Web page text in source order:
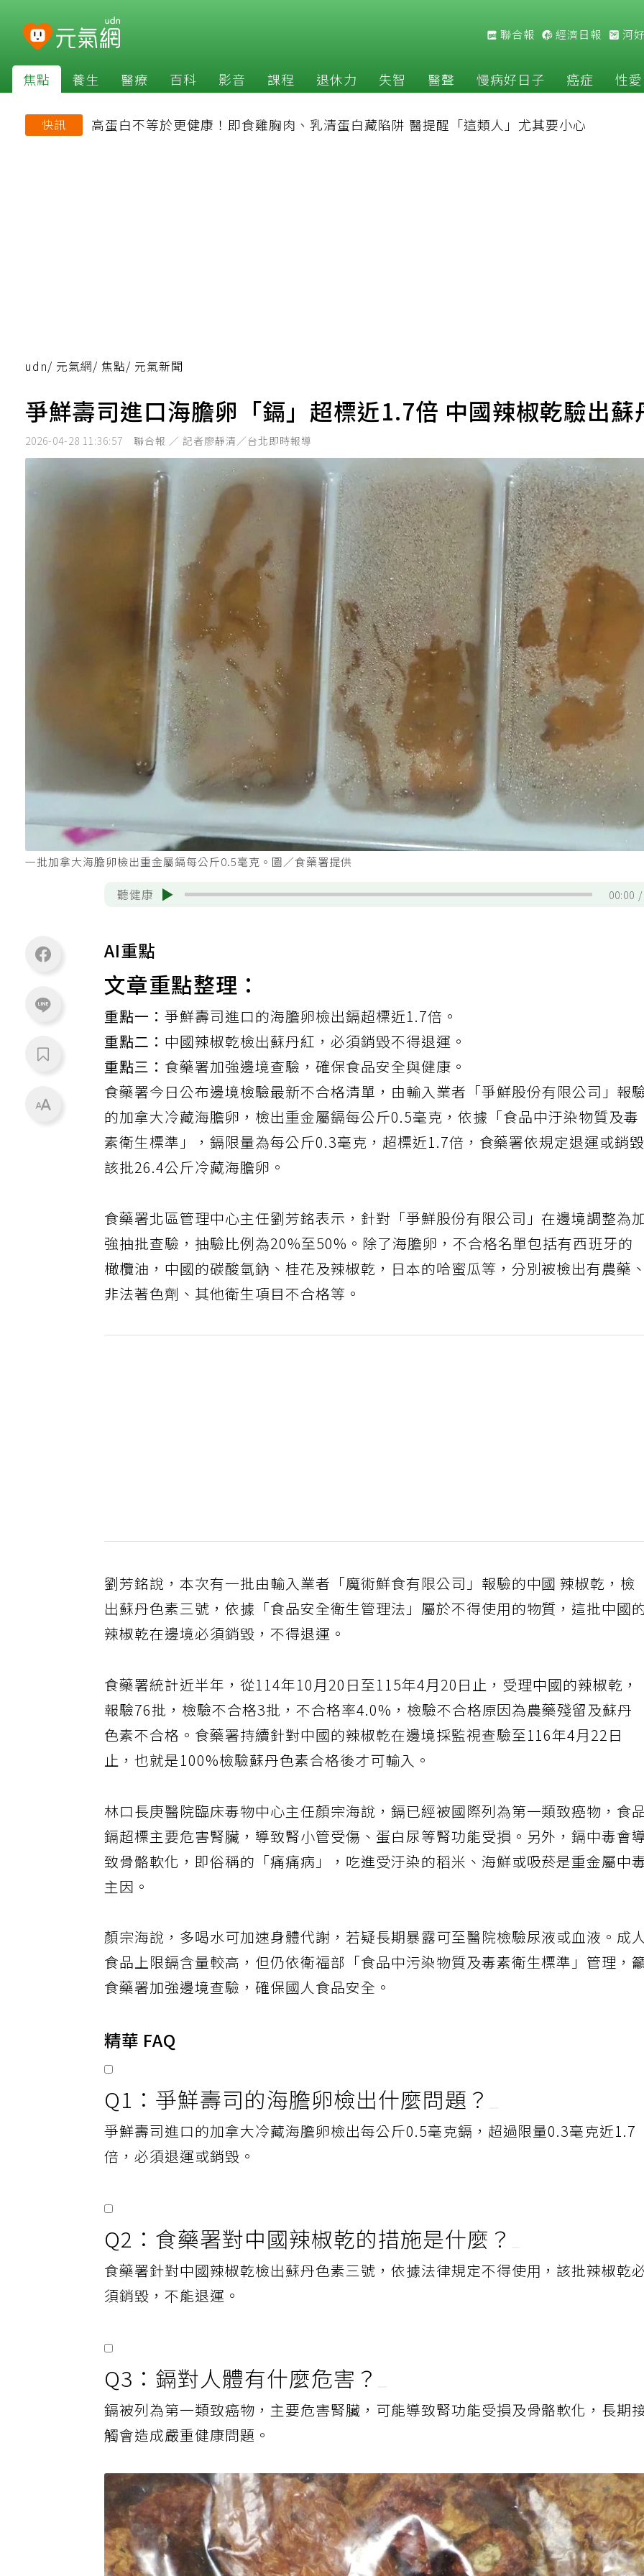
聯合報 經濟日報 河
焦點 養生 醫療 百科 影音 課程 退休力 失智 醫聲 慢病好日子 癌症 性愛
快訊 高蛋白不等於更健康！即食雞胸肉、乳清蛋白藏陷阱 醫提醒「這類人」尤其要小心
udn/ 元氣網/ 焦點/ 元氣新聞
爭鮮壽司進口海膽卵「鎘」超標近1.7倍 中國辣椒乾驗出
2026-04-28 11:36:57 聯合報 ／ 記者廖靜清／台北即時報導
一批加拿大海膽卵檢出重金屬鎘每公斤0.5毫克。圖／食藥署提供
聽健康 00:00
AI重點
文章重點整理：
重點一：爭鮮壽司進口的海膽卵檢出鎘超標近1.7倍。
重點二： 中國辣椒乾檢出蘇丹紅，必須銷毀不得退運。
重點三： 食藥署加強邊境查驗，確保食品安全與健康。
食藥署今日公布邊境檢驗最新不合格清單，由輸入業者「爭鮮股份有限公司」報
的加拿大冷藏海膽卵，檢出重金屬鎘每公斤0.5毫克，依據「食品中汙染物質及毒
素衛生標準」，鎘限量為每公斤0.3毫克，超標近1.7倍，食藥署依規定退運或銷
該批26.4公斤冷藏海膽卵。
食藥署北區管理中心主任劉芳銘表示，針對「爭鮮股份有限公司」在邊境調整為
強抽批查驗，抽驗比例為20%至50%。除了海膽卵，不合格名單包括有西班牙的
橄欖油，中國的碳酸氫鈉、桂花及辣椒乾，日本的哈蜜瓜等，分別被檢出有農藥
非法著色劑、其他衛生項目不合格等。
劉芳銘說，本次有一批由輸入業者「魔術鮮食有限公司」報驗的中國 辣椒乾，檢
出蘇丹色素三號，依據「食品安全衛生管理法」屬於不得使用的物質，這批中國
辣椒乾在邊境必須銷毀，不得退運。
食藥署統計近半年，從114年10月20日至115年4月20日止，受理中國的辣椒乾，
報驗76批，檢驗不合格3批，不合格率4.0%，檢驗不合格原因為農藥殘留及蘇丹
色素不合格。食藥署持續針對中國的辣椒乾在邊境採監視查驗至116年4月22日
止，也就是100%檢驗蘇丹色素合格後才可輸入。
林口長庚醫院臨床毒物中心主任顏宗海說，鎘已經被國際列為第一類致癌物，食
鎘超標主要危害腎臟，導致腎小管受傷、蛋白尿等腎功能受損。另外，鎘中毒會
致骨骼軟化，即俗稱的「痛痛病」，吃進受汙染的稻米、海鮮或吸菸是重金屬中
主因。
顏宗海說，多喝水可加速身體代謝，若疑長期暴露可至醫院檢驗尿液或血液。成
食品上限鎘含量較高，但仍依衛福部「食品中污染物質及毒素衛生標準」管理，
食藥署加強邊境查驗，確保國人食品安全。
精華 FAQ
Q1：爭鮮壽司的海膽卵檢出什麼問題？
爭鮮壽司進口的加拿大冷藏海膽卵檢出每公斤0.5毫克鎘，超過限量0.3毫克近1.7
倍，必須退運或銷毀。
Q2：食藥署對中國辣椒乾的措施是什麼？
食藥署針對中國辣椒乾檢出蘇丹色素三號，依據法律規定不得使用，該批辣椒乾
須銷毀，不能退運。
Q3：鎘對人體有什麼危害？
鎘被列為第一類致癌物，主要危害腎臟，可能導致腎功能受損及骨骼軟化，長期
觸會造成嚴重健康問題。